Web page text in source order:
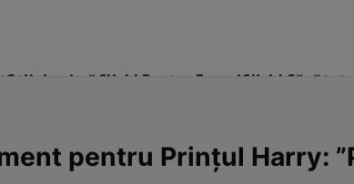
Stil de viațăClick! Pentru FemeiClick! Sănătate
pentru Prinţul Harry: